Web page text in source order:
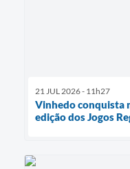
21 JUL 2026 - 11h27
Vinhedo conquista
edição dos Jogos